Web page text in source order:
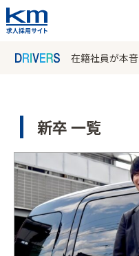
在籍社員が本
新卒 一覧